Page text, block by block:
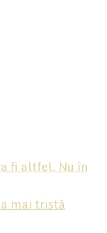
fi altfel. Nu în
mai tristă